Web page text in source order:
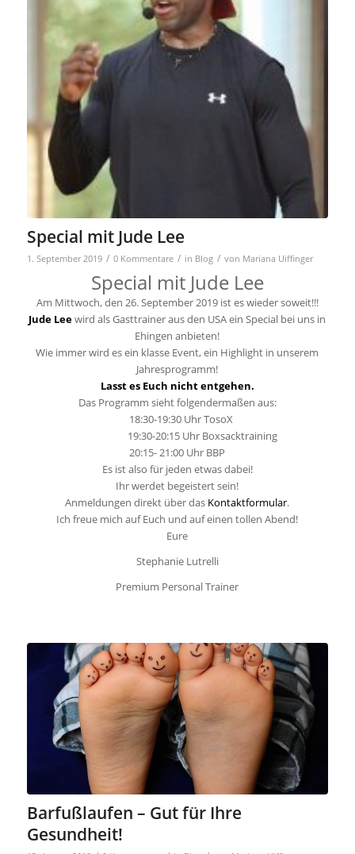
Special mit Jude Lee
1. September 2019 / 0 Kommentare / in Blog / von Mariana Uiffinger
Special mit Jude Lee
Am Mittwoch, den 26. September 2019 ist es wieder soweit!!!
Jude Leewird als Gasttrainer aus den USA ein Special bei uns in
Ehingen anbieten!
Wie immer wird es ein klasse Event, ein Highlight in unserem
Jahresprogramm!
Lasst es Euch nicht entgehen.
Das Programm sieht folgendermaßen aus:
18:30-19:30 Uhr TosoX
19:30-20:15 Uhr Boxsacktraining
20:15- 21:00 Uhr BBP
Es ist also für jeden etwas dabei!
Ihr werdet begeistert sein!
Anmeldungen direkt über das Kontaktformular.
Ich freue mich auf Euch und auf einen tollen Abend!
Eure
Stephanie Lutrelli
Premium Personal Trainer
Barfußlaufen – Gut für Ihre
Gesundheit!